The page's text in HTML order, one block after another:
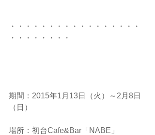
・・・・・・・・・・・・・・・・・
・・・・・・・・
期間：2015年1月13日（火）～2月8日
（日）
場所：初台Cafe&Bar「NABE」